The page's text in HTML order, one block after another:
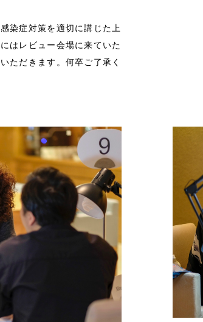
染症対策を適切に講じた上
はレビュー会場に来ていた
ただきます。何卒ご了承く